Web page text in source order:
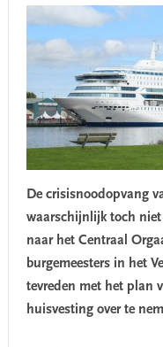
De crisisnoodopvang
waarschijnlijk toch niet
naar het Centraal
burgemeesters in het
tevreden met het plan
huisvesting over te